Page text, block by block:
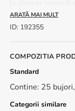
la plasarea
taralivrarea este
Alaturi de buchetul
ciocolata artizanala.
Modalitati de
coditele florilor.
proaspata, in
aer conditionat sau
aprilie-iunie.
ARATĂ MAI MULT
ID: 192355
COMPOZITIA
Standard
Contine: 25
Categorii similare